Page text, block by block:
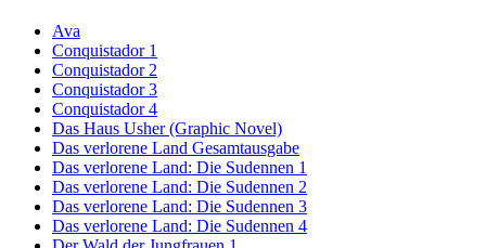
Ava
Conquistador 1
Conquistador 2
Conquistador 3
Conquistador 4
Das Haus Usher (Graphic Novel)
Das verlorene Land Gesamtausgabe
Das verlorene Land: Die Sudennen 1
Das verlorene Land: Die Sudennen 2
Das verlorene Land: Die Sudennen 3
Das verlorene Land: Die Sudennen 4